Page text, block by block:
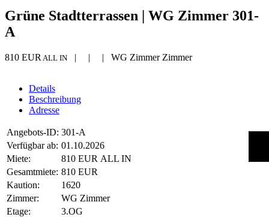
Grüne Stadtterrassen | WG Zimmer 301-
A
810 EUR ALL IN | | | WG Zimmer Zimmer
Details
Beschreibung
Adresse
Angebots-ID: 301-A
Verfügbar ab: 01.10.2026
Miete:
810 EUR ALL IN
Gesamtmiete: 810 EUR
Kaution:
1620
Zimmer:
WG Zimmer
Etage:
3.OG